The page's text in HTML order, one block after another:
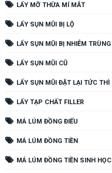
LẤY MỠ THỪA MÍ MẮT
LẤY SỤN MŨI BỊ LỘ
LẤY SỤN MŨI BỊ NHIỄM TRÙNG
LẤY SỤN MŨI CŨ
LẤY SỤN MŨI ĐẶT LẠI TỨC THÌ
LẤY TẠP CHẤT FILLER
MÁ LÚM ĐỒNG ĐIẾU
MÁ LÚM ĐỒNG TIỀN
MÁ LÚM ĐỒNG TIỀN SINH HỌC